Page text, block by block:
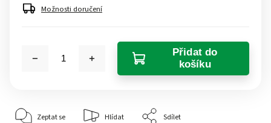
Možnosti doručení
Přidat do
košíku
Zeptat se Hlídat Sdílet